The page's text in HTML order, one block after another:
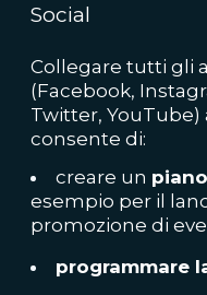
Social
Collegare tutti gli
(Facebook,
Twitter, YouTube)
consente di:
creare un
esempio per il
promozione di
programmare